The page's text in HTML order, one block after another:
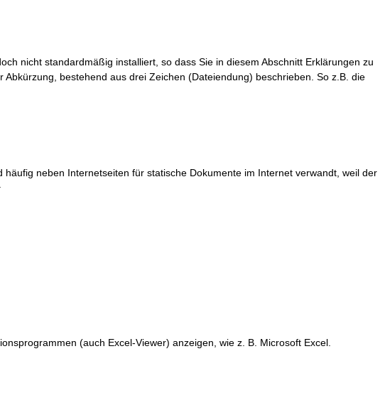
nicht standardmäßig installiert, so dass Sie in diesem Abschnitt Erklärungen zu
bestehend aus drei Zeichen (Dateiendung) beschrieben. So z.B. die
neben Internetseiten für statische Dokumente im Internet verwandt, weil der
.
(auch Excel-Viewer) anzeigen, wie z. B. Microsoft Excel.